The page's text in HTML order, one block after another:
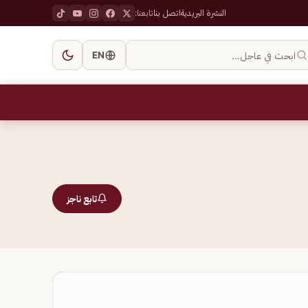
النشرة البريديةاتصل بناتابعنا:
ابحث في عاجل… EN
تابع ناجز